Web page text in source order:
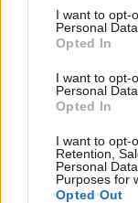
consent section.
I want to opt-
Personal Data.
Opted In
I want to opt-
Personal
Opted In
I want to opt-
Retention,
Personal
Purposes for
Opted Out
Continua
FITNESS